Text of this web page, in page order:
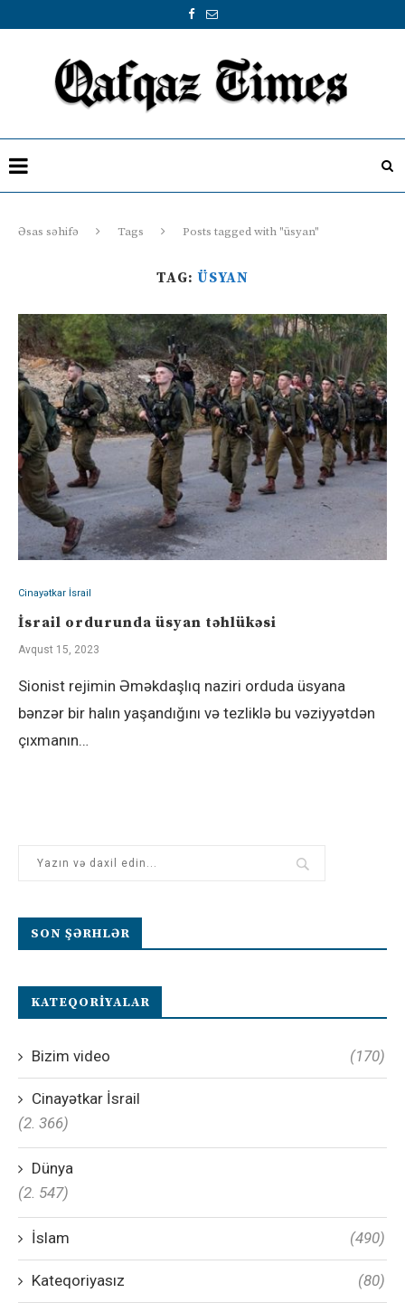
Əsas səhifə Tags Posts tagged with "üsyan"
TAG: ÜSYAN
Cinayətkar İsrail
İsrail ordurunda üsyan təhlükəsi
Avqust 15, 2023
Sionist rejimin Əməkdaşlıq naziri orduda üsyana
bənzər bir halın yaşandığını və tezliklə bu vəziyyətdən
çıxmanın…
SON ŞƏRHLƏR
KATEQORIYALAR
Bizim video (170)
Cinayətkar İsrail
(2. 366)
Dünya
(2. 547)
İslam (490)
Kateqoriyasız (80)